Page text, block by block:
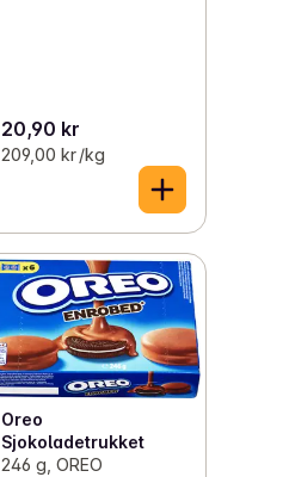
20,90 kr
209,00 kr /kg
Oreo
Sjokoladetrukket
246 g, OREO